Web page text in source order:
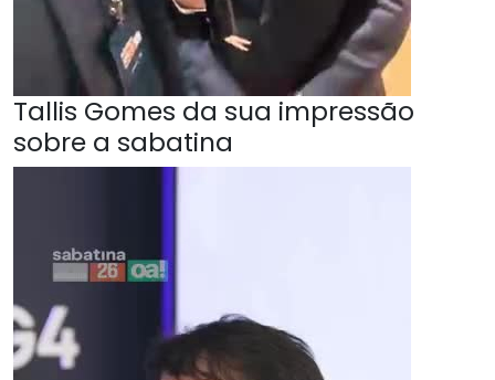
Tallis Gomes da sua impressão
sobre a sabatina